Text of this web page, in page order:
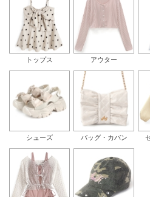
トップス アウター
シューズ バッグ・カバン